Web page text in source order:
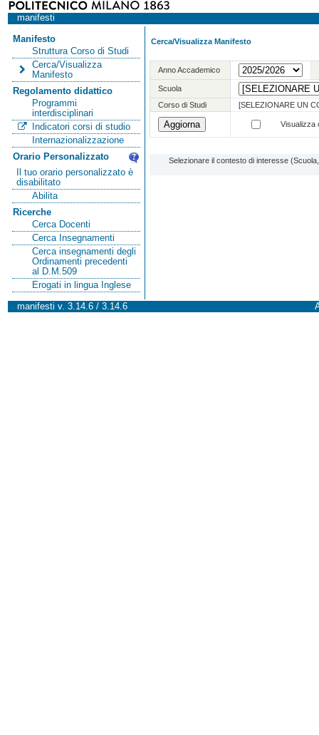
manifesti
Manifesto
Struttura Corso di Studi
Cerca/Visualizza
Manifesto
Regolamento didattico
Programmi
interdisciplinari
Indicatori corsi di studio
Internazionalizzazione
Orario Personalizzato
Il tuo orario personalizzato è
disabilitato
Abilita
Ricerche
Cerca Docenti
Cerca Insegnamenti
Cerca insegnamenti degli
Ordinamenti precedenti
al D.M.509
Erogati in lingua Inglese
Cerca/Visualizza Manifesto
Anno Accademico
Scuola
Corso di Studi
[SELEZIONARE UN
Visualizza
Selezionare il contesto di interesse
manifesti v. 3.14.6 / 3.14.6